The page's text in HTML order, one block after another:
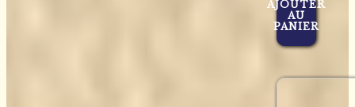
AJOUTER
AU
PANIER